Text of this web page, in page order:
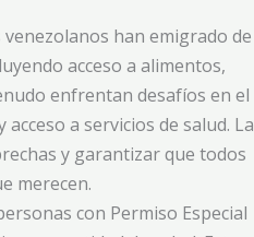
han emigrado de
acceso a alimentos,
enfrentan desafíos en el
a servicios de salud. La
y garantizar que todos
merecen.
con Permiso Especial